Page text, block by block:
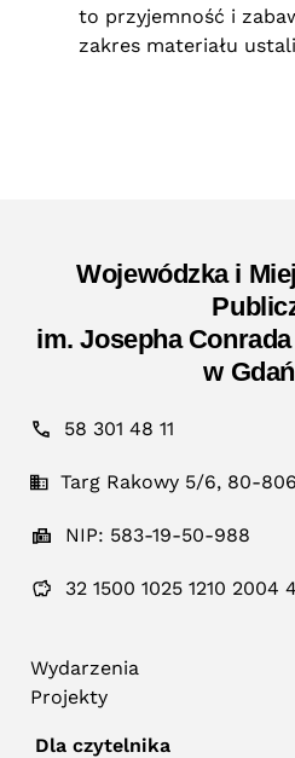
to przyjemność i
zakres materiału
Wojewódzka i
im. Josepha
w
58 301 48 11
Targ Rakowy 5/6, 80-
NIP: 583-19-50-988
32 1500 1025 1210 2004
Wydarzenia
Projekty
Dla czytelnika